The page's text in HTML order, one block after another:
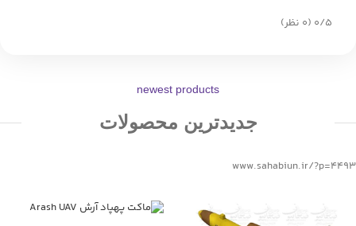
‫۰/۵ ‫(۰ نظر)
newest products
جدیدترین محصولات
www.sahabiun.ir/?p=4493